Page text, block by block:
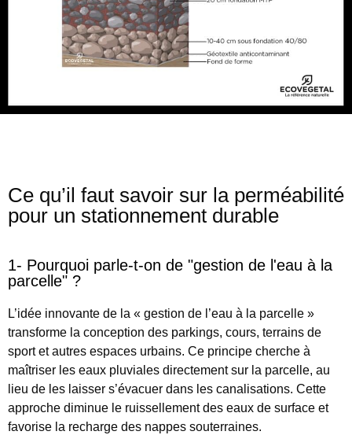
Ce qu’il faut savoir sur la perméabilité
pour un stationnement durable
1- Pourquoi parle-t-on de "gestion de l'eau à la
parcelle" ?
L’idée innovante de la « gestion de l’eau à la parcelle »
transforme la conception des parkings, cours, terrains de
sport et autres espaces urbains. Ce principe cherche à
maîtriser les eaux pluviales directement sur la parcelle, au
lieu de les laisser s’évacuer dans les canalisations. Cette
approche diminue le ruissellement des eaux de surface et
favorise la recharge des nappes souterraines.